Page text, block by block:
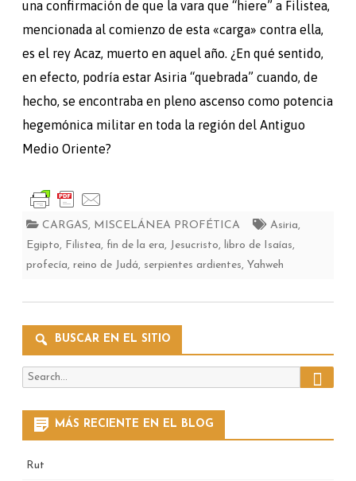
una confirmación de que la vara que “hiere” a Filistea,
mencionada al comienzo de esta «carga» contra ella,
es el rey Acaz, muerto en aquel año. ¿En qué sentido,
en efecto, podría estar Asiria “quebrada” cuando, de
hecho, se encontraba en pleno ascenso como potencia
hegemónica militar en toda la región del Antiguo
Medio Oriente?
CARGAS, MISCELÁNEA PROFÉTICA Asiria,
Egipto, Filistea, fin de la era, Jesucristo, libro de Isaías,
profecía, reino de Judá, serpientes ardientes, Yahweh
BUSCAR EN EL SITIO
Search
Search
MÁS RECIENTE EN EL BLOG
Rut